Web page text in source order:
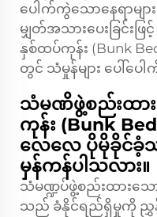
ပေါက်ကွဲသောနေရာမျ
မျှတ်အသားပေးခြင်း
နှစ်ထပ်ကုန်း (Bunk
တွင် သံမှုန်များ ပေါ်ပ
သံမဏိဖွဲ့စည်းထာ
ကုန်း (Bunk
လေလေ ပိုမိုခိုင်ခံ့
မှန်ကန်ပါသလား။
သံမဏ္ဍပ်ဖွဲ့စည်းထားသ
သည် ခံနိုင်ရည်ရှိမှုကို ညွှ